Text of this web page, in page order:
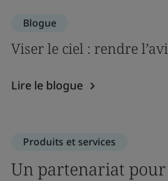
Blogue
Viser le ciel : rendre
Lire le blogue
Produits et services
Un partenariat